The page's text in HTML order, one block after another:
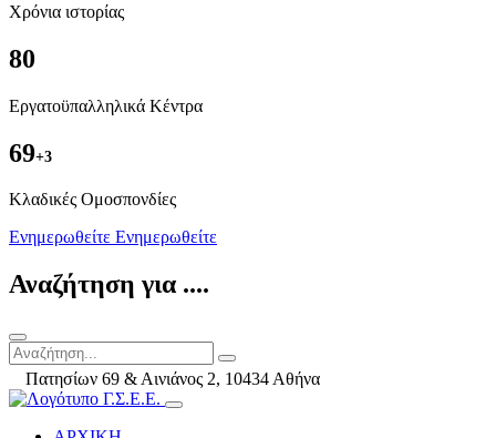
Χρόνια ιστορίας
80
Εργατοϋπαλληλικά Κέντρα
69+3
Kλαδικές Ομοσπονδίες
Ενημερωθείτε Ενημερωθείτε
Αναζήτηση για ....
Πατησίων 69 & Αινιάνος 2, 10434 Αθήνα